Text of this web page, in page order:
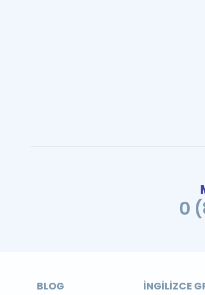
0
BLOG İNGILIZCE